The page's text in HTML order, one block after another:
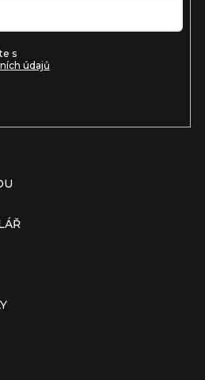
s
údajů